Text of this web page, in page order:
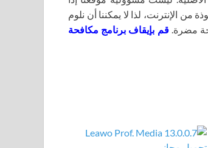
من الإنترنت، لذا لا يمكننا أن نلوم
مضرة.قم بإيقاف برنامج مكافحة